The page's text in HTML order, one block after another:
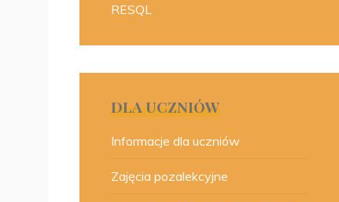
RESQL
DLA UCZNIÓW
Informacje dla uczniów
Zajęcia pozalekcyjne